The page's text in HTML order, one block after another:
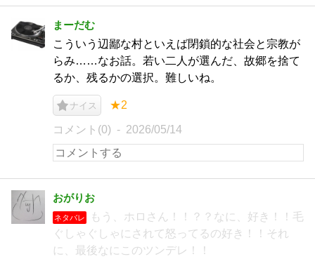
まーだむ
こういう辺鄙な村といえば閉鎖的な社会と宗教が
らみ……なお話。若い二人が選んだ、故郷を捨て
るか、残るかの選択。難しいね。
ナイス ★2
コメント(0) 2026/05/14
おがりお
ネタバレ
もう、ホロさん！！？？なに、好き！！毛
ぐしゃぐしゃにされて怒ってるの好き！！それ
に、最後なにこのツンデレ！！